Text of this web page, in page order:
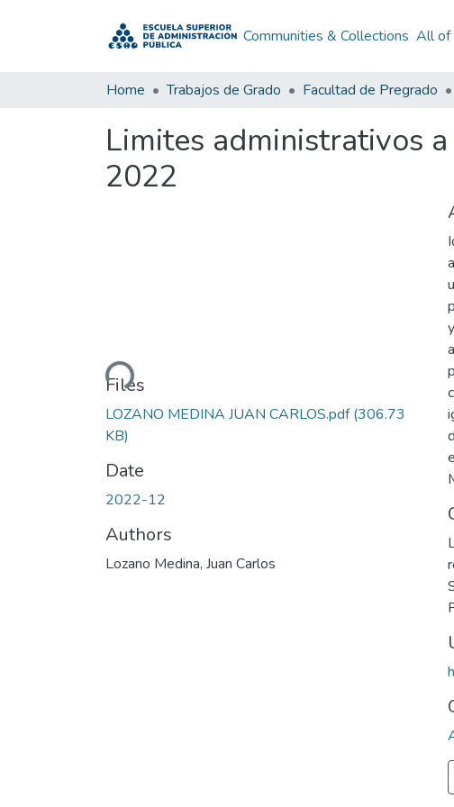
Communities & Collections All of
Home Trabajos de Grado Facultad de Pregrado
Limites administrativos
2022
Loading...
Files
LOZANO MEDINA JUAN CARLOS.pdf(306.73
KB)
Date
2022-12
Authors
Lozano Medina, Juan Carlos